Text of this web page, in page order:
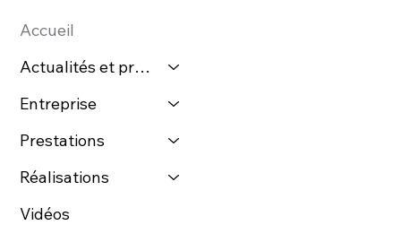
Accueil
Actualités et presse
Entreprise
Prestations
Réalisations
Vidéos